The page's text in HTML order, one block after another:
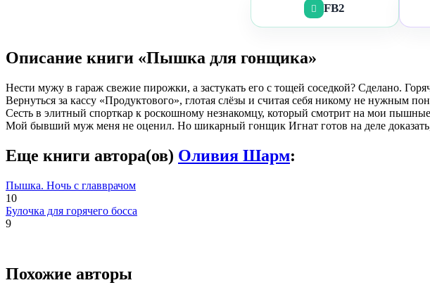
FB2
Описание книги «Пышка для гонщика»
Нести мужу в гараж свежие пирожки, а застукать его с тощей соседкой? Сделано.
Вернуться за кассу «Продуктового», глотая слёзы и считая себя никому не нужным
Сесть в элитный спорткар к роскошному незнакомцу, который смотрит на мои
Мой бывший муж меня не оценил. Но шикарный гонщик Игнат готов на деле доказать,
Еще книги автора(ов) Оливия Шарм:
Пышка. Ночь с главврачом
10
Булочка для горячего босса
9
Похожие авторы